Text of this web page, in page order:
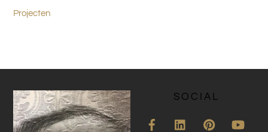
Projecten
SOCIAL